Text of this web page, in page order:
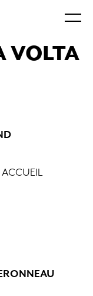
VOLTA